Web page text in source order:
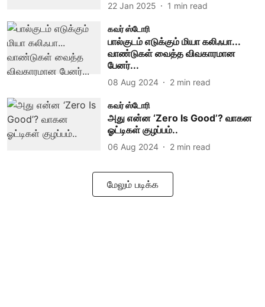
22 Jan 2025 1 min read
கவர் ஸ்டோரி
பால்குடம் எடுக்கும் மியா கலிஃபா...
வாண்டுகள் வைத்த விவகாரமான
பேனர்...
08 Aug 2024 2 min read
கவர் ஸ்டோரி
அது என்ன ‘Zero Is Good’? வாகன
ஓட்டிகள் குழப்பம்..
06 Aug 2024 2 min read
மேலும் படிக்க